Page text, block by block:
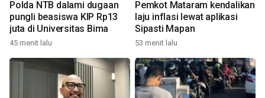
Polda NTB dalami dugaan
pungli beasiswa KIP Rp13
juta di Universitas Bima
45 menit lalu
Pemkot Mataram kendalikan
laju inflasi lewat aplikasi
Sipasti Mapan
53 menit lalu